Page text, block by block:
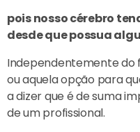
pois nosso cérebro
desde que possua
Independentemente do
ou aquela opção para
a dizer que é de suma
de um profissional.